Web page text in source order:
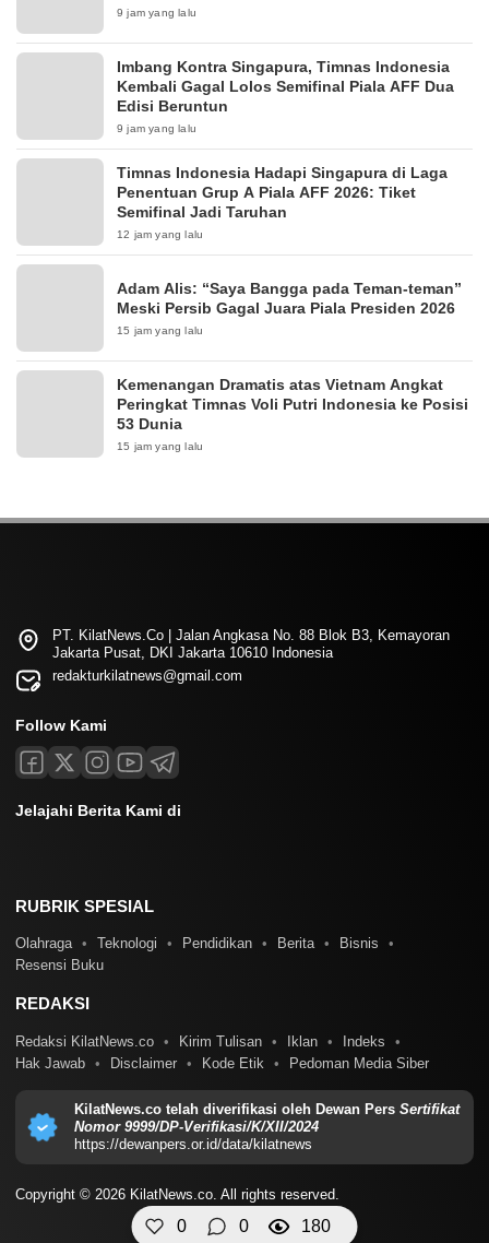
0 0 180
9 jam yang lalu
Imbang Kontra Singapura, Timnas Indonesia
Kembali Gagal Lolos Semifinal Piala AFF Dua
Edisi Beruntun
9 jam yang lalu
Timnas Indonesia Hadapi Singapura di Laga
Penentuan Grup A Piala AFF 2026: Tiket
Semifinal Jadi Taruhan
12 jam yang lalu
Adam Alis: “Saya Bangga pada Teman-teman”
Meski Persib Gagal Juara Piala Presiden 2026
15 jam yang lalu
Kemenangan Dramatis atas Vietnam Angkat
Peringkat Timnas Voli Putri Indonesia ke Posisi
53 Dunia
15 jam yang lalu
PT. KilatNews.Co | Jalan Angkasa No. 88 Blok B3, Kemayoran
Jakarta Pusat, DKI Jakarta 10610 Indonesia
redakturkilatnews@gmail.com
Follow Kami
Jelajahi Berita Kami di
RUBRIK SPESIAL
Olahraga Teknologi Pendidikan Berita
Bisnis
Resensi Buku
REDAKSI
Redaksi KilatNews.co Kirim Tulisan Iklan
Indeks
Hak Jawab
Disclaimer Kode Etik Pedoman Media Siber
KilatNews.co telah diverifikasi oleh Dewan Pers Sertifikat
Nomor 9999/DP-Verifikasi/K/XII/2024
https://dewanpers.or.id/data/kilatnews
Copyright © 2026 KilatNews.co. All rights reserved.